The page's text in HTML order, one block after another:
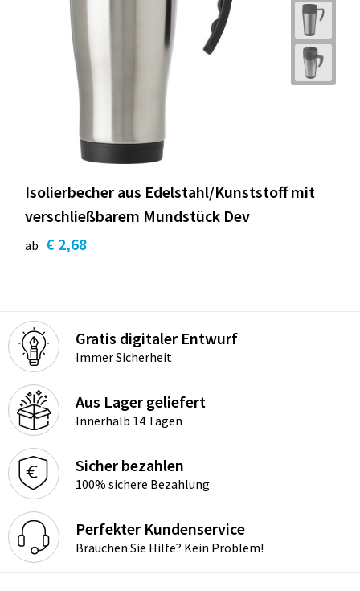
Isolierbecher aus Edelstahl/Kunststoff mit
verschließbarem Mundstück Dev
ab € 2,68
Gratis digitaler Entwurf
Immer Sicherheit
Aus Lager geliefert
Innerhalb 14 Tagen
Sicher bezahlen
100% sichere Bezahlung
Perfekter Kundenservice
Brauchen Sie Hilfe? Kein Problem!